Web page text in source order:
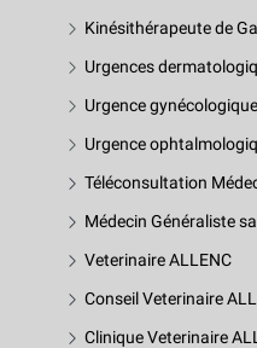
Kinésithérapeute de
Urgences
Urgence
Urgence
Téléconsultation
Médecin Généraliste
Veterinaire ALLENC
Conseil Veterinaire
Clinique Veterinaire